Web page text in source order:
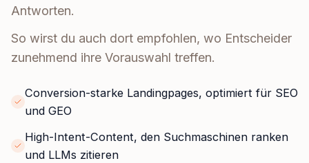
Antworten.
So wirst du auch dort empfohlen, wo Entscheider
zunehmend ihre Vorauswahl treffen.
Conversion-starke Landingpages, optimiert für SEO
und GEO
High-Intent-Content, den Suchmaschinen ranken
und LLMs zitieren